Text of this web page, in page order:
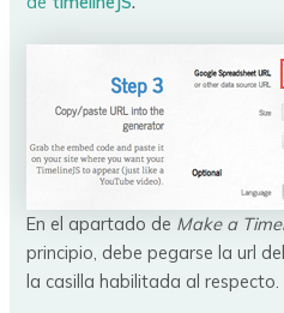
En el apartado de Make a
principio, debe pegarse la url
la casilla habilitada al respecto.